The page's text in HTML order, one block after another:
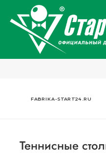
FABRIKA-START24.RU
Теннисные